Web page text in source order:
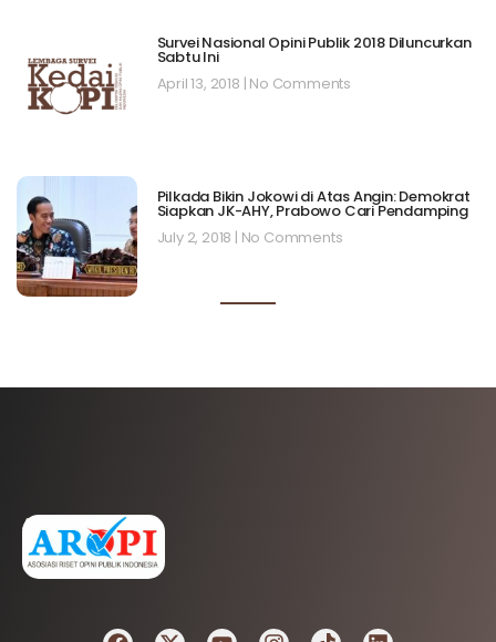
Survei Nasional Opini Publik 2018 Diluncurkan
Sabtu Ini
April 13, 2018 No Comments
Pilkada Bikin Jokowi di Atas Angin: Demokrat
Siapkan JK-AHY, Prabowo Cari Pendamping
July 2, 2018 No Comments
AFILIASI